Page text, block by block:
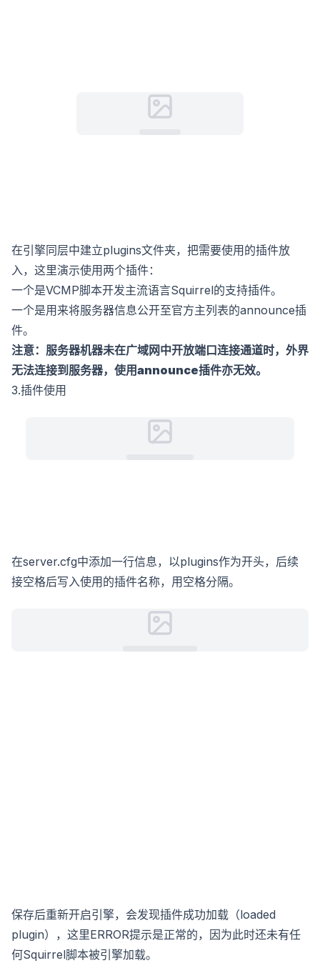
在引擎同层中建立plugins文件夹，把需要使用的插件放
入，这里演示使用两个插件：
一个是VCMP脚本开发主流语言Squirrel的支持插件。
一个是用来将服务器信息公开至官方主列表的announce插
件。
注意：服务器机器未在广域网中开放端口连接通道时，外界
无法连接到服务器，使用announce插件亦无效。
3.插件使用
在server.cfg中添加一行信息，以plugins作为开头，后续
接空格后写入使用的插件名称，用空格分隔。
保存后重新开启引擎，会发现插件成功加载（loaded
plugin），这里ERROR提示是正常的，因为此时还未有任
何Squirrel脚本被引擎加载。